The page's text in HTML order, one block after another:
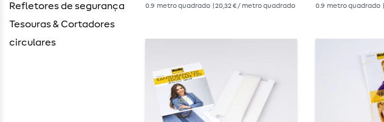
Refletores de segurança
Tesouras & Cortadores
circulares
0.9 metro quadrado | 20,32 € / metro quadrado 0.9 metro quadrado